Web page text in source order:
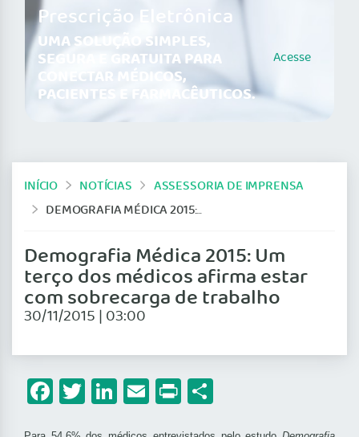
Prescrição Eletrônica
UMA SOLUÇÃO SIMPLES,
SEGURA E GRATUITA PARA
CONECTAR MÉDICOS,
PACIENTES E FARMACÊUTICOS.
Acesse
INÍCIO NOTÍCIAS
ASSESSORIA DE IMPRENSA
DEMOGRAFIA MÉDICA 2015: UM TERÇO DOS MÉDICOS AFIRMA ESTAR COM SOBRECARGA DE TRABALHO
Demografia Médica 2015: Um
terço dos médicos afirma estar
com sobrecarga de trabalho
30/11/2015 | 03:00
Facebook
Twitter
LinkedIn
Email
Print